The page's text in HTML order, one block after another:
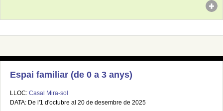
Espai familiar (de 0 a 3 anys)
LLOC: Casal Mira-sol
DATA: De l'1 d'octubre al 20 de desembre de 2025